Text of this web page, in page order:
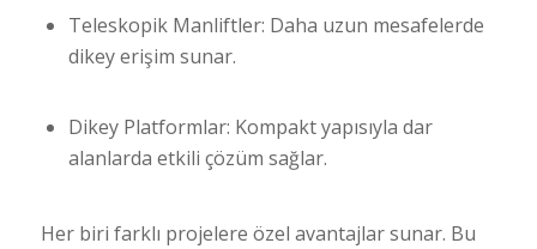
Teleskopik Manliftler: Daha uzun mesafelerde
dikey erişim sunar.
Dikey Platformlar: Kompakt yapısıyla dar
alanlarda etkili çözüm sağlar.
Her biri farklı projelere özel avantajlar sunar. Bu